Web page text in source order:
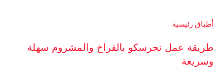
أطباق رئيسية
طريقة عمل نجرسكو بالفراخ والمشروم سهلة
وسريعة